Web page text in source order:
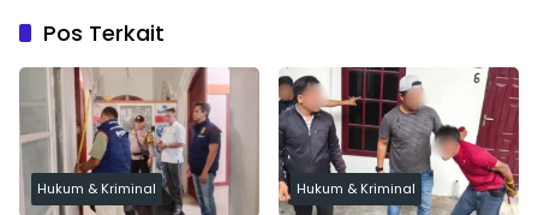
Pos Terkait
Hukum & Kriminal Hukum & Kriminal